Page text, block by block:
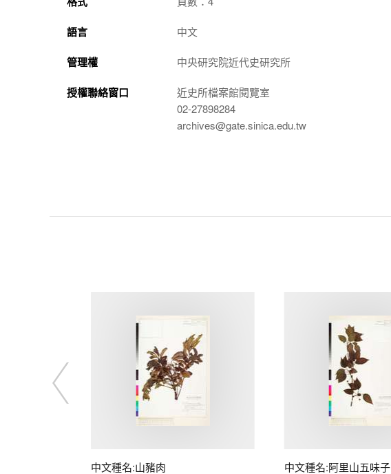
語言 中文
管理權 中央研究院近代史研究所
授權聯絡窗口
近史所檔案館閱覽室
02-27898284
archives@gate.sinica.edu.tw
中文種名:山豬肉 中文種名:阿里山五味子